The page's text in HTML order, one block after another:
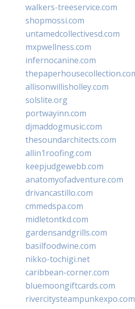
walkers-treeservice.com
shopmossi.com
untamedcollectivesd.com
mxpwellness.com
infernocanine.com
allisonwillisholley.com
solslite.org
portwayinn.com
djmaddogmusic.com
thesoundarchitects.com
allin1roofing.com
keepjudgewebb.com
anatomyofadventure.com
drivancastillo.com
cmmedspa.com
midletontkd.com
gardensandgrills.com
basilfoodwine.com
nikko-tochigi.net
caribbean-corner.com
bluemoongiftcards.com
rivercitysteampunkexpo.com